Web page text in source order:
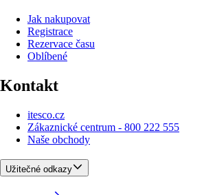
Jak nakupovat
Registrace
Rezervace času
Oblíbené
Kontakt
itesco.cz
Zákaznické centrum - 800 222 555
Naše obchody
Užitečné odkazy